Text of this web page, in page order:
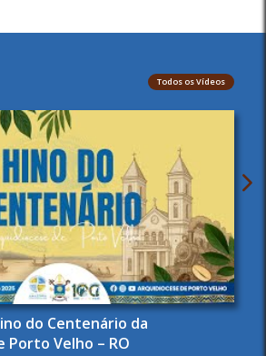
Todos os Vídeos
do Centenário da
Porto Velho – RO